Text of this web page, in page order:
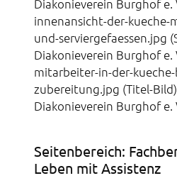
Diakonieverein Burghof e.
innenansicht-der-
und-serviergefaessen.jpg
Diakonieverein Burghof e.
mitarbeiter-in-der-
zubereitung.jpg (Titel-
Diakonieverein Burghof e.
Seitenbereich:
Leben mit Assistenz